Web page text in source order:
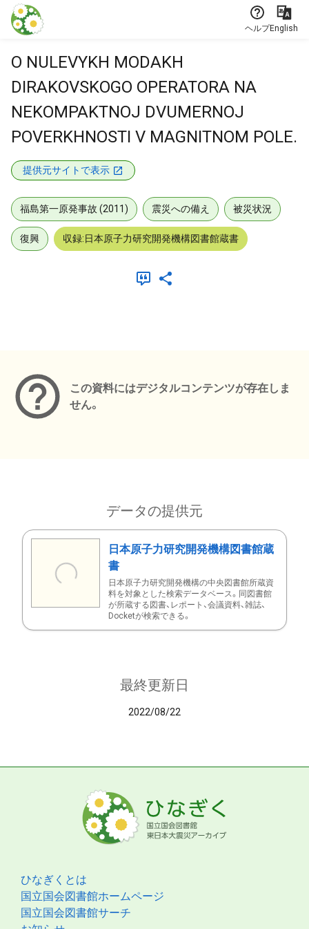
本文に飛ぶ
ヘルプEnglish
O NULEVYKH MODAKH
DIRAKOVSKOGO OPERATORA NA
NEKOMPAKTNOJ DVUMERNOJ
POVERKHNOSTI V MAGNITNOM POLE.
提供元サイトで表示
福島第一原発事故 (2011) 震災への備え 被災状況
復興 収録:日本原子力研究開発機構図書館蔵書
この資料にはデジタルコンテンツが存在しま
せん。
データの提供元
日本原子力研究開発機構図書館蔵
書
日本原子力研究開発機構の中央図書館所蔵資
料を対象とした検索データベース。同図書館
が所蔵する図書、レポート、会議資料、雑誌、
Docketが検索できる。
最終更新日
2022/08/22
ひなぎくとは
国立国会図書館ホームページ
国立国会図書館サーチ